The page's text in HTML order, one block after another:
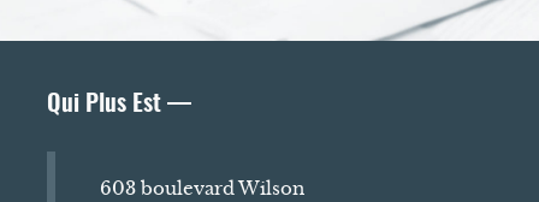
Qui Plus Est —
603 boulevard Wilson